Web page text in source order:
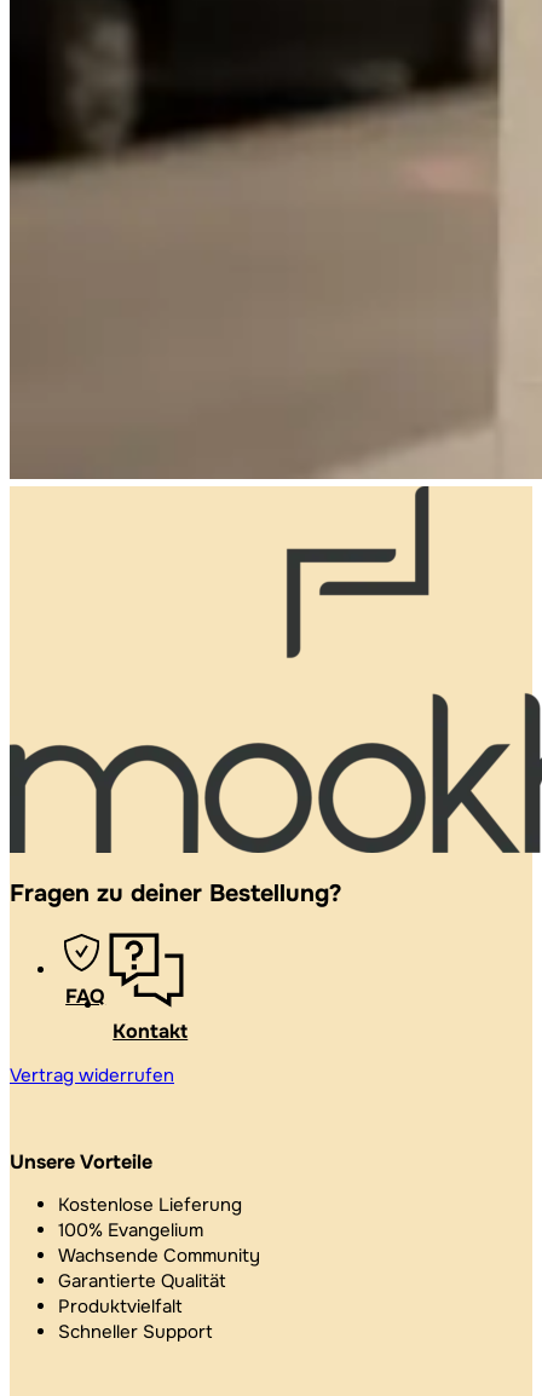
Fragen zu deiner Bestellung?
FAQ
Kontakt
Vertrag widerrufen
Unsere Vorteile
Kostenlose Lieferung
100% Evangelium
Wachsende Community
Garantierte Qualität
Produktvielfalt
Schneller Support